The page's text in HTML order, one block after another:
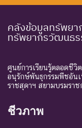
Endangered อย่
Endangered พั
คลังข้อมูลทรัพยา
ทรัพยากรวัฒนธ
ศูนย์การเรียนรู้ตลอดชีวิ
อนุรักษ์พันธุกรรมพืชอันเ
ราชสุดาฯ สยามบรมราช
ชีวภาพ